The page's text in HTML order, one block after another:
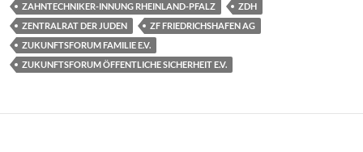
ZAHNTECHNIKER-INNUNG RHEINLAND-PFALZ
ZDH
ZENTRALRAT DER JUDEN
ZF FRIEDRICHSHAFEN AG
ZUKUNFTSFORUM FAMILIE E.V.
ZUKUNFTSFORUM ÖFFENTLICHE SICHERHEIT E.V.